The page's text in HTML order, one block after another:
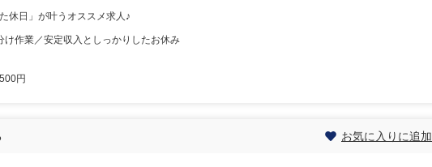
休日」が叶うオススメ求人♪
け作業／安定収入としっかりしたお休み
円
お気に入りに追加